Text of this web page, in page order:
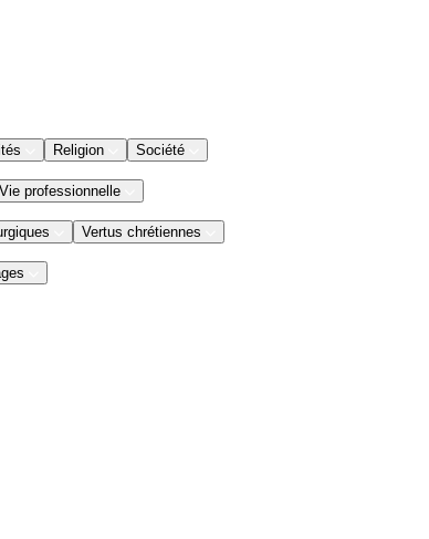
Religion Société
Vie professionnelle
Vertus chrétiennes